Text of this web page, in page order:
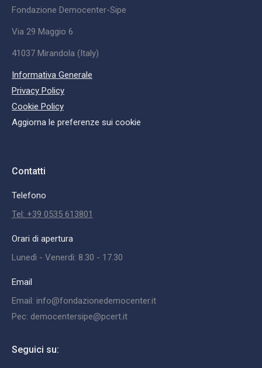
Fondazione Democenter-Sipe
Via 29 Maggio 6
41037 Mirandola (Italy)
Informativa Generale
Privacy Policy
Cookie Policy
Aggiorna le preferenze sui cookie
Contatti
Telefono
Tel: +39 0535 613801
Orari di apertura
Lunedì - Venerdì: 8.30 - 17.30
Email
Email: info@fondazionedemocenter.it
Pec: democentersipe@pcert.it
Seguici su: